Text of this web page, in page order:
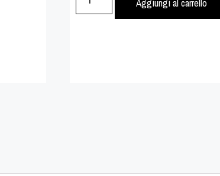
Aggiungi al carrello